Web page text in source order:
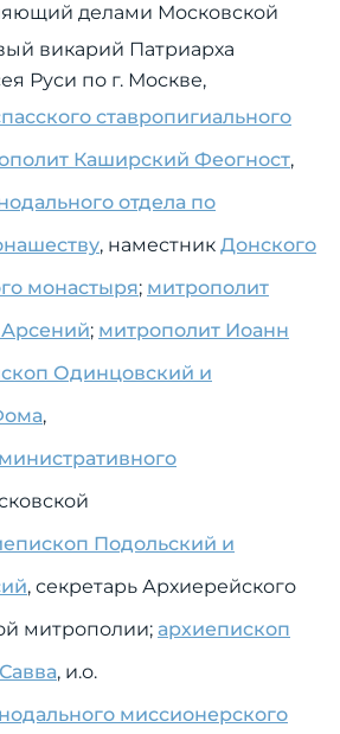
делами Московской
викарий Патриарха
Руси по г. Москве,
ставропигиального
Каширский Феогност,
отдела по
, наместник Донского
монастыря; митрополит
; митрополит Иоанн
Одинцовский и
,
Подольский и
, секретарь Архиерейского
митрополии; архиепископ
, и.о.
миссионерского